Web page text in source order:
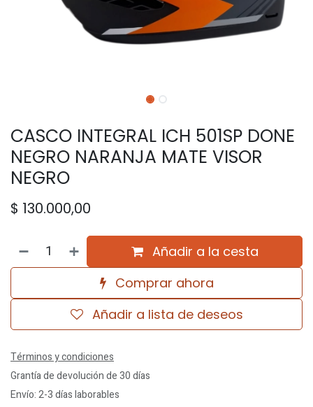
CASCO INTEGRAL ICH 501SP DONE
NEGRO NARANJA MATE VISOR
NEGRO
$ 130.000,00
Añadir a la cesta
Comprar ahora
Añadir a lista de deseos
Términos y condiciones
Grantía de devolución de 30 días
Envío: 2-3 días laborables